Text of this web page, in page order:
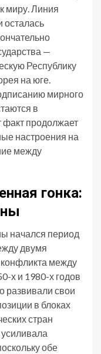
миру. Линия
осталась
—
Республику
на юге.
мирного
в
факт продолжает
настроения на
между
гонка:
начался период
двумя
между
х и 1980-х годов
развивали свои
в блоках
стран
обе